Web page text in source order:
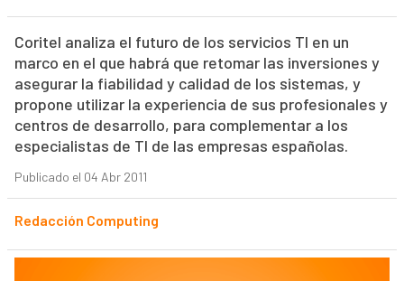
Coritel analiza el futuro de los servicios TI en un
marco en el que habrá que retomar las inversiones y
asegurar la fiabilidad y calidad de los sistemas, y
propone utilizar la experiencia de sus profesionales y
centros de desarrollo, para complementar a los
especialistas de TI de las empresas españolas.
Publicado el 04 Abr 2011
Redacción Computing